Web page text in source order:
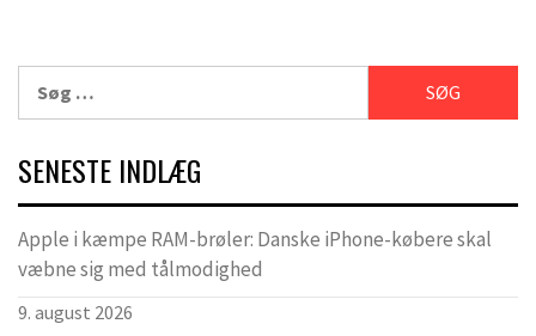
efter:
SENESTE INDLÆG
Apple i kæmpe RAM-brøler: Danske iPhone-købere skal
væbne sig med tålmodighed
9. august 2026